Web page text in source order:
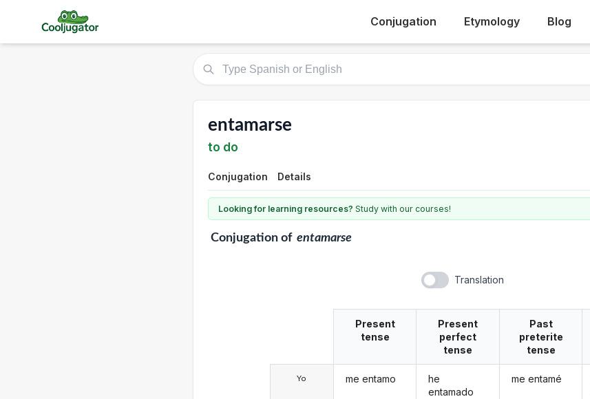
Conjugation Etymology Blog
entamarse
to do
Conjugation Details
Looking for learning resources? Study with our courses!
Conjugationof entamarse
Translation
Yo
Present
tense
me entamo
Present
perfect
tense
he
entamado
Past
preterite
tense
me entamé